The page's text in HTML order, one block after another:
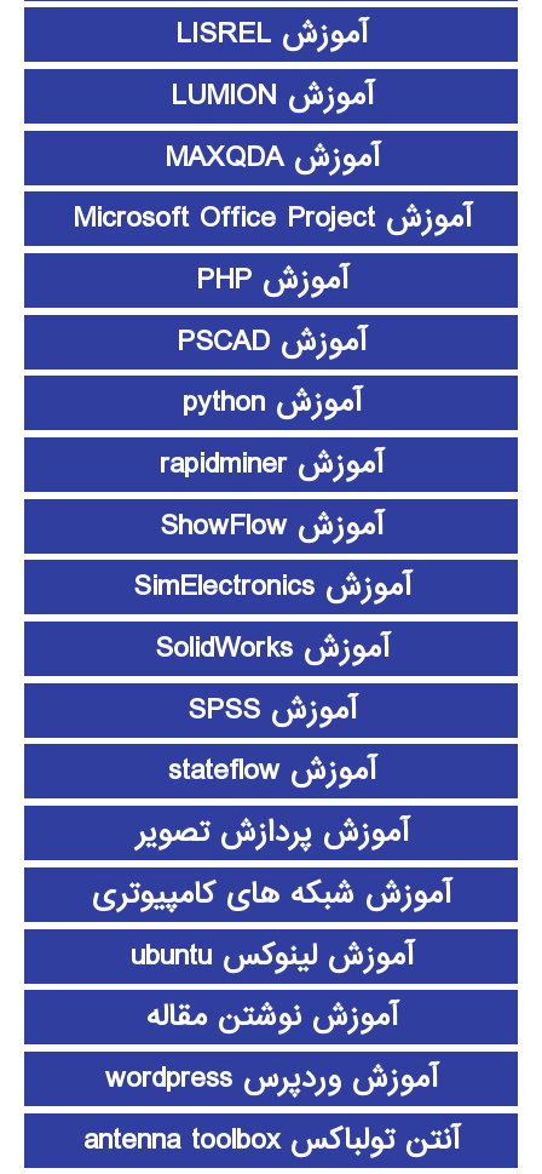
آموزش LISREL
آموزش LUMION
آموزش MAXQDA
آموزش Microsoft Office Project
آموزش PHP
آموزش PSCAD
آموزش python
آموزش rapidminer
آموزش ShowFlow
آموزش SimElectronics
آموزش SolidWorks
آموزش SPSS
آموزش stateflow
آموزش پردازش تصویر
آموزش شبکه های کامپیوتری
آموزش لینوکس ubuntu
آموزش نوشتن مقاله
آموزش وردپرس wordpress
آنتن تولباکس antenna toolbox